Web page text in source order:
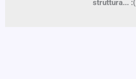
struttura... :(